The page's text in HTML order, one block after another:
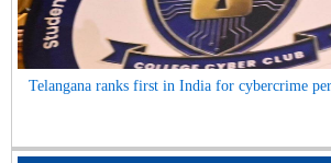
Telangana ranks first in India for cybercrime